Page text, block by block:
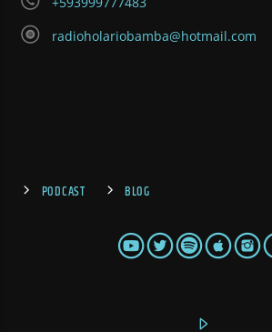
radioholariobamba@hotmail.com
PODCAST BLOG